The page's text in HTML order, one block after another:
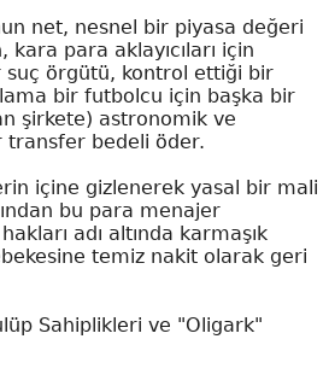
net, nesnel bir piyasa değeri
para aklayıcıları için
suç örgütü, kontrol ettiği bir
bir futbolcu için başka bir
şirkete) astronomik ve
transfer bedeli öder.
içine gizlenerek yasal bir mali
bu para menajer
adı altında karmaşık
temiz nakit olarak geri
Sahiplikleri ve "Oligark"